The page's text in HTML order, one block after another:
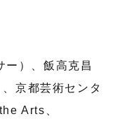
ー）、飯高克昌
京都芸術センタ
Arts、